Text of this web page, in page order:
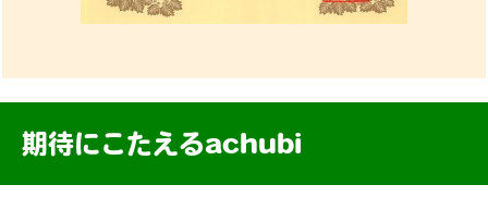
期待にこたえるachubi